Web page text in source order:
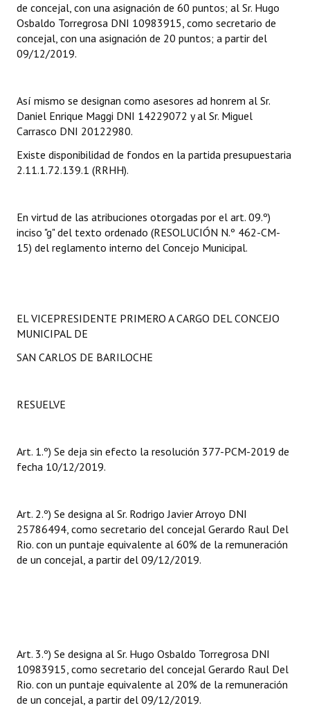
Resoluciones de Presidencia
INSTITUCIONAL
Noticias Destacadas
Registros y Distinciones
Datos Históricos
Audiencias Públicas - Registro
Mujeres que Dejaron Huellas - Registro
Banca del Vecino - Registro
Huéspedes de Honor - Registro
Bariloche, Municipio intercultural
REFORMA DE LA CARTA ORGÁNICA
de concejal, con una asignación de 60 puntos; al Sr. Hugo
Osbaldo Torregrosa DNI 10983915, como secretario de
concejal, con una asignación de 20 puntos; a partir del
09/12/2019.
Así mismo se designan como asesores ad honrem al Sr.
Daniel Enrique Maggi DNI 14229072 y al Sr. Miguel
Carrasco DNI 20122980.
Existe disponibilidad de fondos en la partida presupuestaria
2.11.1.72.139.1 (RRHH).
En virtud de las atribuciones otorgadas por el art. 09.º)
inciso "g" del texto ordenado (RESOLUCIÓN N.º 462-CM-
15) del reglamento interno del Concejo Municipal.
EL VICEPRESIDENTE PRIMERO A CARGO DEL CONCEJO
MUNICIPAL DE
SAN CARLOS DE BARILOCHE
RESUELVE
Art. 1.º) Se deja sin efecto la resolución 377-PCM-2019 de
fecha 10/12/2019.
Art. 2.º) Se designa al Sr. Rodrigo Javier Arroyo DNI
25786494, como secretario del concejal Gerardo Raul Del
Rio. con un puntaje equivalente al 60% de la remuneración
de un concejal, a partir del 09/12/2019.
Art. 3.º) Se designa al Sr. Hugo Osbaldo Torregrosa DNI
10983915, como secretario del concejal Gerardo Raul Del
Rio. con un puntaje equivalente al 20% de la remuneración
de un concejal, a partir del 09/12/2019.